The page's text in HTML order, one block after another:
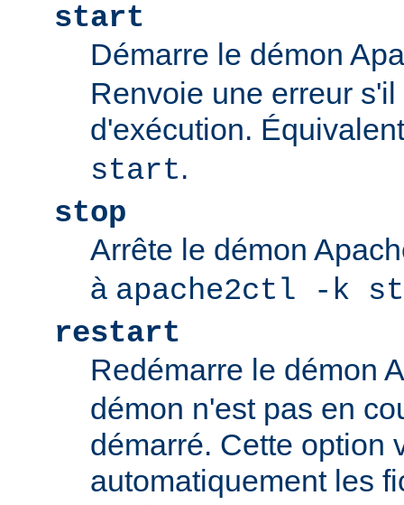
start
Démarre le démon
Renvoie une erreur
d'exécution.
start.
stop
Arrête le démon
à apache2ctl -k
restart
Redémarre le démon
démon n'est pas en
démarré. Cette option
automatiquement les